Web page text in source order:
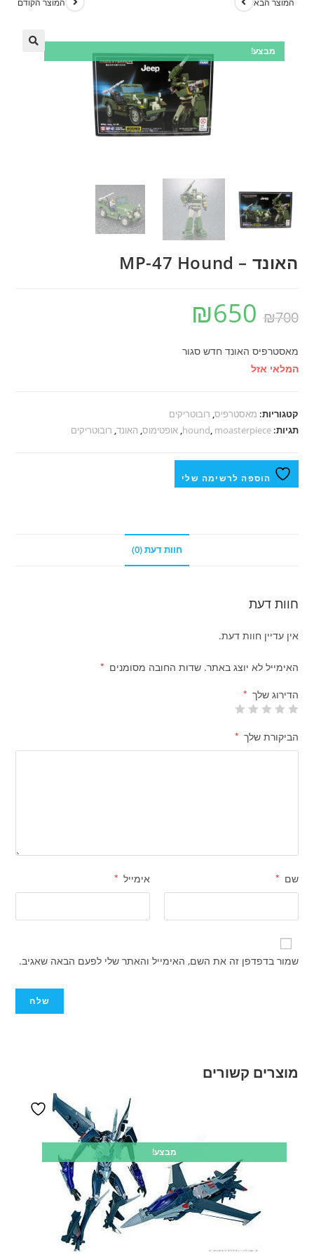
מבצע!
האונד – MP-47 Hound
₪700
₪650
מאסטרפיס האונד חדש סגור
המלאי אזל
קטגוריות: מאסטרפיס, רובוטריקים
תגיות:
hound, moasterpiece
,אופטימוס, האונד, רובוטריקים
הוספה לרשימה שלי
חוות דעת (0)
חוות דעת
אין עדיין חוות דעת.
האימייל לא יוצג באתר. שדות החובה מסומנים *
הדירוג שלך *
הביקורת שלך *
שם * אימייל *
שמור בדפדפן זה את השם, האימייל והאתר שלי לפעם הבאה שאגיב.
מוצרים קשורים
מבצע!